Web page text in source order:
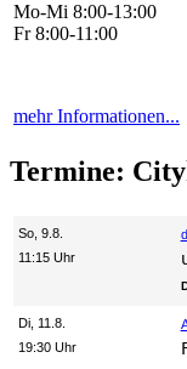
Mo-Mi 8:00-13:00
Fr 8:00-11:00
mehr Informationen...
Termine:
So, 9.8.
11:15 Uhr
Di, 11.8.
19:30 Uhr